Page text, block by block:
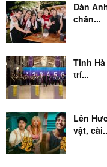
Dàn
chăn...
Tinh
trí...
Lên
vật,